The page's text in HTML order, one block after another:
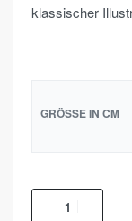
klassischer
GRÖSSE IN CM